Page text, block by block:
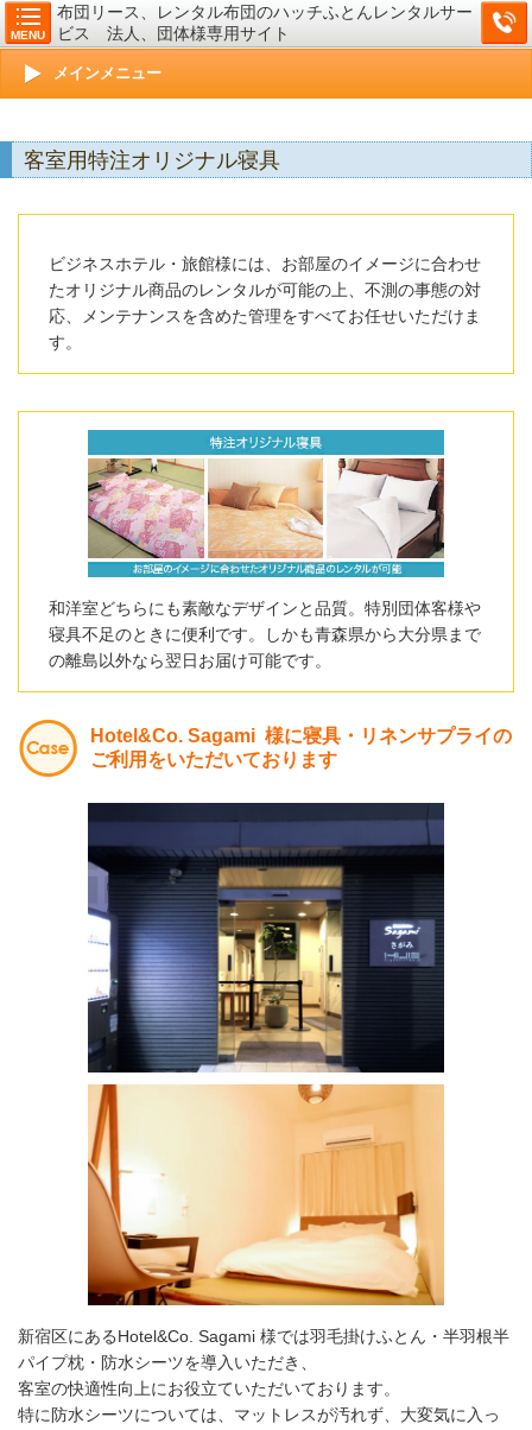
MENU
布団リース、レンタル布団のハッチふとんレンタルサー
ビス 法人、団体様専用サイト
メインメニュー
客室用特注オリジナル寝具
ビジネスホテル・旅館様には、お部屋のイメージに合わせ
たオリジナル商品のレンタルが可能の上、不測の事態の対
応、メンテナンスを含めた管理をすべてお任せいただけま
す。
和洋室どちらにも素敵なデザインと品質。特別団体客様や
寝具不足のときに便利です。しかも青森県から大分県まで
の離島以外なら翌日お届け可能です。
Hotel&Co. Sagami 様に寝具・リネンサプライの
ご利用をいただいております
新宿区にあるHotel&Co. Sagami 様では羽毛掛けふとん・半羽根半
パイプ枕・防水シーツを導入いただき、
客室の快適性向上にお役立ていただいております。
特に防水シーツについては、マットレスが汚れず、大変気に入っ